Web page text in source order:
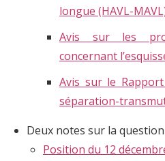
longue (HAVL-
Avis sur les
concernant
Avis sur le
séparation-
Deux notes sur la
Position du 12